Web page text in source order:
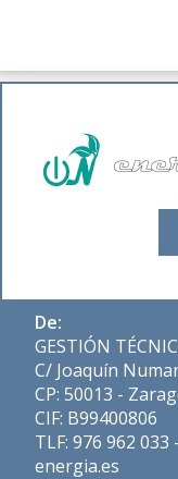
De:
GESTIÓN
C/ Joaquín
CP: 50013 -
CIF: B99400806
TLF: 976 962
energia.es